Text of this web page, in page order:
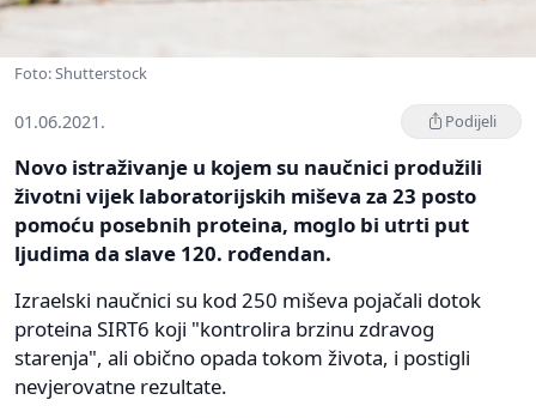
Foto: Shutterstock
01.06.2021. Podijeli
Novo istraživanje u kojem su naučnici produžili
životni vijek laboratorijskih miševa za 23 posto
pomoću posebnih proteina, moglo bi utrti put
ljudima da slave 120. rođendan.
Izraelski naučnici su kod 250 miševa pojačali dotok
proteina SIRT6 koji "kontrolira brzinu zdravog
starenja", ali obično opada tokom života, i postigli
nevjerovatne rezultate.